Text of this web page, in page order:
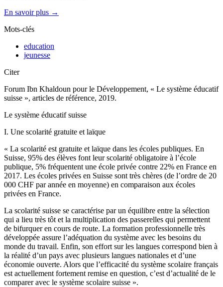
En savoir plus →
Mots-clés
education
jeunesse
Citer
Forum Ibn Khaldoun pour le Développement, « Le système éducatif
suisse », articles de référence, 2019.
Le système éducatif suisse
I. Une scolarité gratuite et laïque
« La scolarité est gratuite et laïque dans les écoles publiques. En
Suisse, 95% des élèves font leur scolarité obligatoire à l’école
publique, 5% fréquentent une école privée contre 22% en France en
2017. Les écoles privées en Suisse sont très chères (de l’ordre de 20
000 CHF par année en moyenne) en comparaison aux écoles
privées en France.
La scolarité suisse se caractérise par un équilibre entre la sélection
qui a lieu très tôt et la multiplication des passerelles qui permettent
de bifurquer en cours de route. La formation professionnelle très
développée assure l’adéquation du système avec les besoins du
monde du travail. Enfin, son effort sur les langues correspond bien à
la réalité d’un pays avec plusieurs langues nationales et d’une
économie ouverte. Alors que l’efficacité du système scolaire français
est actuellement fortement remise en question, c’est d’actualité de le
comparer avec le système scolaire suisse ».